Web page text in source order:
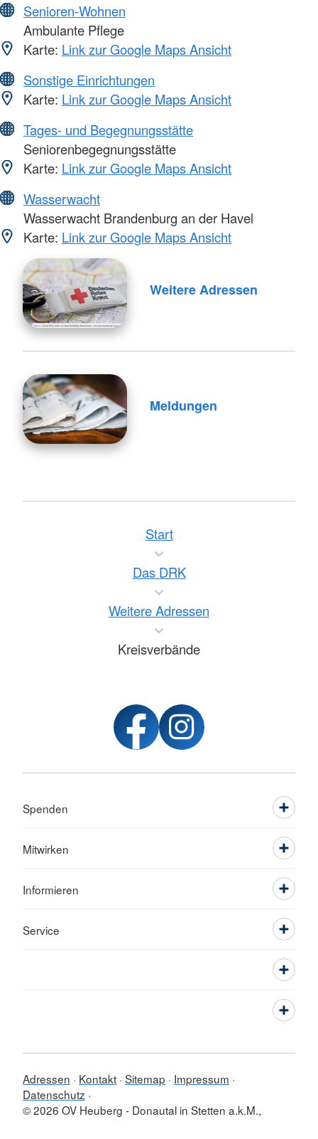
Senioren-Wohnen
Ambulante Pflege
Karte: Link zur Google Maps Ansicht
Sonstige Einrichtungen
Karte: Link zur Google Maps Ansicht
Tages- und Begegnungsstätte
Seniorenbegegnungsstätte
Karte: Link zur Google Maps Ansicht
Wasserwacht
Wasserwacht Brandenburg an der Havel
Karte: Link zur Google Maps Ansicht
Weitere Adressen
Meldungen
Start
Das DRK
Weitere Adressen
Kreisverbände
Spenden
Mitwirken
Informieren
Service
Adressen Kontakt Sitemap
Impressum
Datenschutz
© 2026 OV Heuberg - Donautal in Stetten a.k.M.,